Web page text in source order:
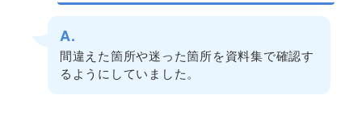
A.
間違えた箇所や迷った箇所を資料集で確認す
るようにしていました。